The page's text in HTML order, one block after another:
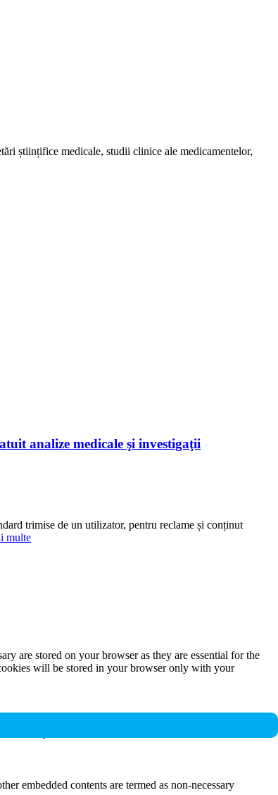
științifice medicale, studii clinice ale medicamentelor,
analize medicale şi investigaţii
trimise de un utilizator, pentru reclame și conținut
multe
are stored on your browser as they are essential for the
will be stored in your browser only with your
embedded contents are termed as non-necessary